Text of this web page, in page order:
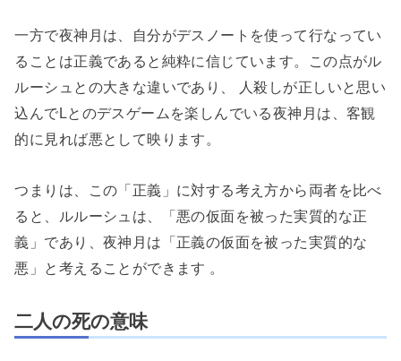
一方で夜神月は、自分がデスノートを使って行なってい
ることは正義であると純粋に信じています。この点がル
ルーシュとの大きな違いであり、 人殺しが正しいと思い
込んでLとのデスゲームを楽しんでいる夜神月は、客観
的に見れば悪として映ります。
つまりは、この「正義」に対する考え方から両者を比べ
ると、ルルーシュは、「悪の仮面を被った実質的な正
義」であり、夜神月は「正義の仮面を被った実質的な
悪」と考えることができます 。
二人の死の意味